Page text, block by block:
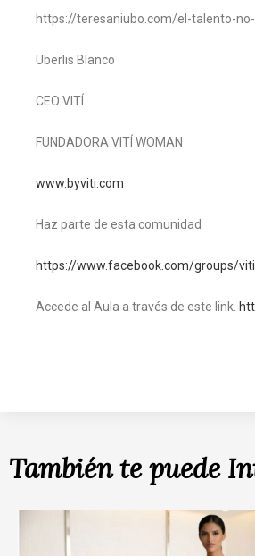
https://teresaniubo.com/el-talento-
Uberlis Blanco
CEO VITÍ
FUNDADORA VITÍ WOMAN
www.byviti.com
Haz parte de esta comunidad
https://www.facebook.com/groups/
Accede al Aula a través de este link.
También te puede